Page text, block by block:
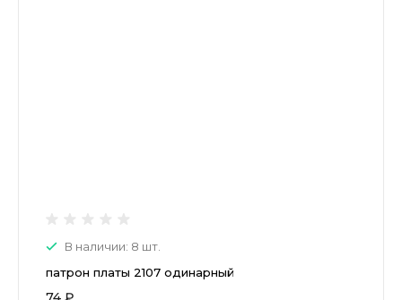
В наличии: 8 шт.
патрон платы 2107 одинарный